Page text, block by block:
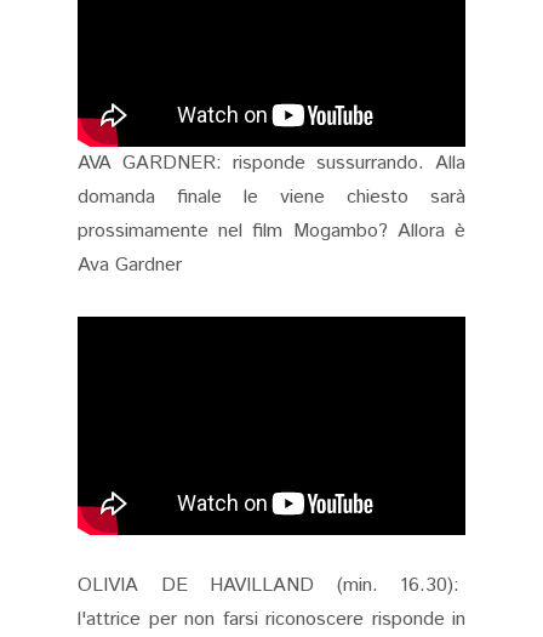
AVA GARDNER: risponde sussurrando. Alla
domanda finale le viene chiesto sarà
prossimamente nel film Mogambo? Allora è
Ava Gardner
OLIVIA DE HAVILLAND (min. 16.30):
l'attrice per non farsi riconoscere risponde in